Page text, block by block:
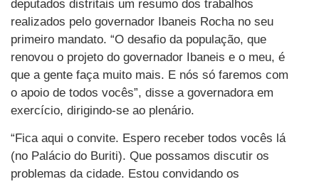
deputados distritais um resumo dos trabalhos
realizados pelo governador Ibaneis Rocha no seu
primeiro mandato. “O desafio da população, que
renovou o projeto do governador Ibaneis e o meu, é
que a gente faça muito mais. E nós só faremos com
o apoio de todos vocês”, disse a governadora em
exercício, dirigindo-se ao plenário.
“Fica aqui o convite. Espero receber todos vocês lá
(no Palácio do Buriti). Que possamos discutir os
problemas da cidade. Estou convidando os